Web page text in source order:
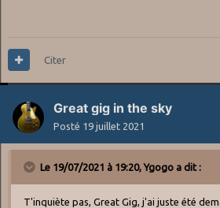
Citer
Great gig in the sky
Posté 19 juillet 2021
Le 19/07/2021 à 19:20,Ygogo a dit :
T'inquiète pas, Great Gig, j'ai juste été